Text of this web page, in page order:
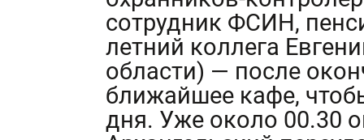
сотрудник ФСИН,
летний коллега
области) — после
ближайшее кафе,
дня. Уже около 00.30